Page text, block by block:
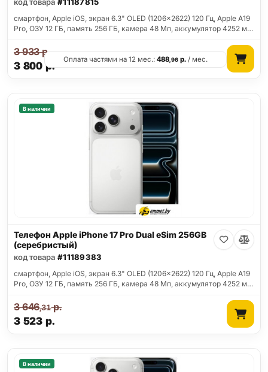
код товара #11187815
смартфон, Apple iOS, экран 6.3" OLED (1206x2622) 120 Гц, Apple A19
Pro, ОЗУ 12 ГБ, память 256 ГБ, камера 48 Мп, аккумулятор 4252 м…
3 800 р.
3 933р.
Оплата частями на 12 мес.:488,96р./ мес.
В наличии
Телефон Apple iPhone 17 Pro Dual eSim 256GB
(серебристый)
код товара #11189383
смартфон, Apple iOS, экран 6.3" OLED (1206x2622) 120 Гц, Apple A19
Pro, ОЗУ 12 ГБ, память 256 ГБ, камера 48 Мп, аккумулятор 4252 м…
3 523 р.
3 646,31р.
В наличии